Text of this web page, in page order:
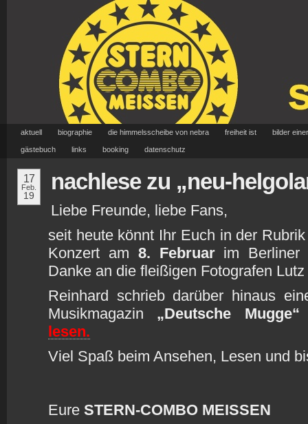
aktuell biographie die himmelsscheibe von nebra freiheit ist bilder
gästebuch links booking datenschutz
17
Feb.
19
nachlese zu „neu-
Liebe Freunde, liebe Fans,
seit heute könnt Ihr Euch in der
Konzert am 8. Februarim
Danke an die fleißigen Fotografen
Reinhard schrieb darüber hinaus
Musikmagazin „Deutsche Mugge“
lesen.
Viel Spaß beim Ansehen, Lesen und
Eure STERN-COMBO MEISSEN